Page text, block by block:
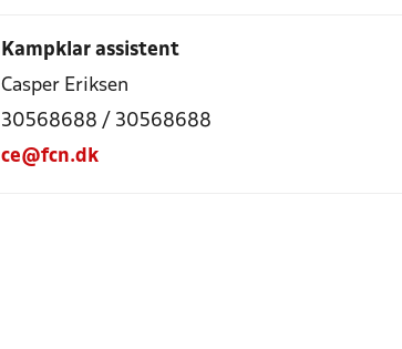
Kampklar assistent
Casper Eriksen
30568688 / 30568688
ce@fcn.dk